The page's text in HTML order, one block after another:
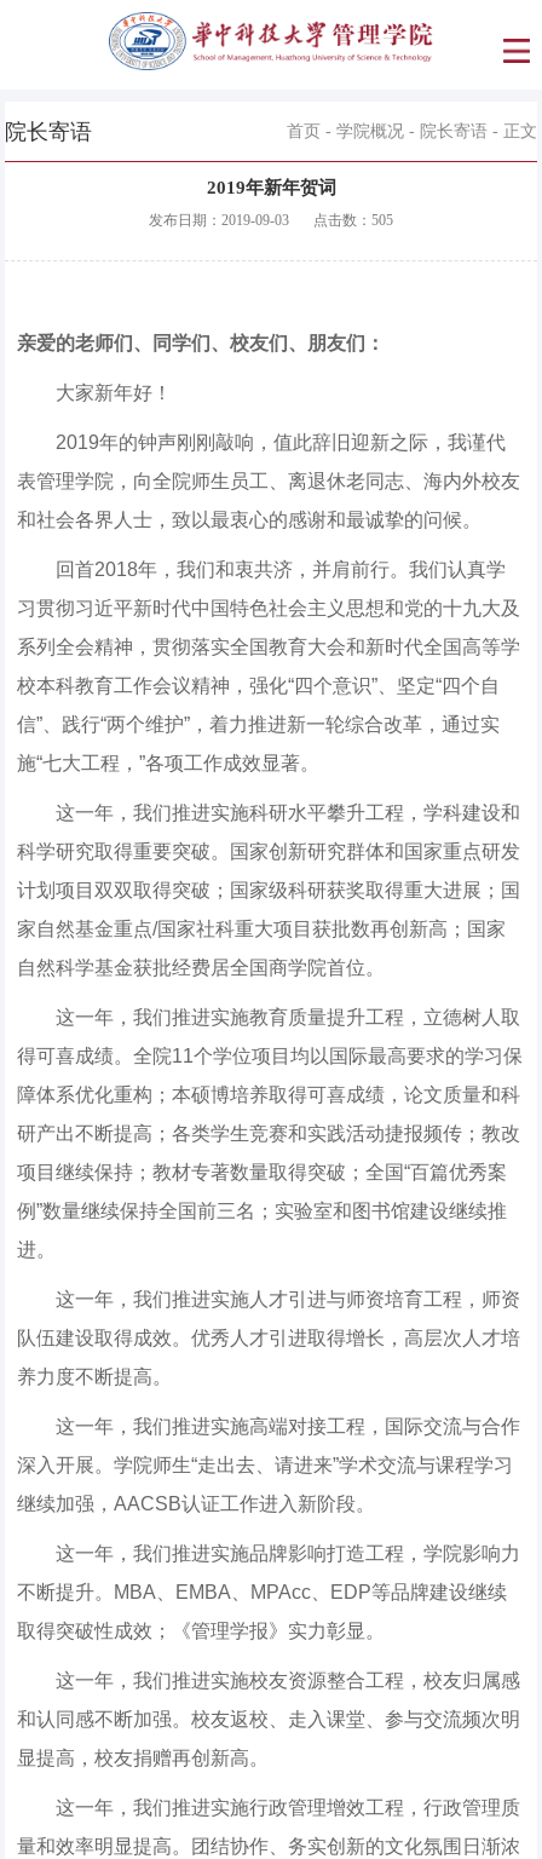
院长寄语 首页 - 学院概况- 院长寄语- 正文
2019年新年贺词
发布日期： 2019-09-03 点击数： 505
亲爱的老师们、同学们、校友们、朋友们：
大家新年好！
2019年的钟声刚刚敲响，值此辞旧迎新之际，我谨代
表管理学院，向全院师生员工、离退休老同志、海内外校友
和社会各界人士，致以最衷心的感谢和最诚挚的问候。
回首2018年，我们和衷共济，并肩前行。我们认真学
习贯彻习近平新时代中国特色社会主义思想和党的十九大及
系列全会精神，贯彻落实全国教育大会和新时代全国高等学
校本科教育工作会议精神，强化“四个意识”、坚定“四个自
信”、践行“两个维护”，着力推进新一轮综合改革，通过实
施“七大工程，”各项工作成效显著。
这一年，我们推进实施科研水平攀升工程，学科建设和
科学研究取得重要突破。国家创新研究群体和国家重点研发
计划项目双双取得突破；国家级科研获奖取得重大进展；国
家自然基金重点/国家社科重大项目获批数再创新高；国家
自然科学基金获批经费居全国商学院首位。
这一年，我们推进实施教育质量提升工程，立德树人取
得可喜成绩。全院11个学位项目均以国际最高要求的学习保
障体系优化重构；本硕博培养取得可喜成绩，论文质量和科
研产出不断提高；各类学生竞赛和实践活动捷报频传；教改
项目继续保持；教材专著数量取得突破；全国“百篇优秀案
例”数量继续保持全国前三名；实验室和图书馆建设继续推
进。
这一年，我们推进实施人才引进与师资培育工程，师资
队伍建设取得成效。优秀人才引进取得增长，高层次人才培
养力度不断提高。
这一年，我们推进实施高端对接工程，国际交流与合作
深入开展。学院师生“走出去、请进来”学术交流与课程学习
继续加强，AACSB认证工作进入新阶段。
这一年，我们推进实施品牌影响打造工程，学院影响力
不断提升。MBA、EMBA、MPAcc、EDP等品牌建设继续
取得突破性成效；《管理学报》实力彰显。
这一年，我们推进实施校友资源整合工程，校友归属感
和认同感不断加强。校友返校、走入课堂、参与交流频次明
显提高，校友捐赠再创新高。
这一年，我们推进实施行政管理增效工程，行政管理质
量和效率明显提高。团结协作、务实创新的文化氛围日渐浓